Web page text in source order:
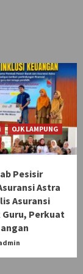
OJK LAMPUNG
Pesisir
Astra
Asuransi
Perkuat